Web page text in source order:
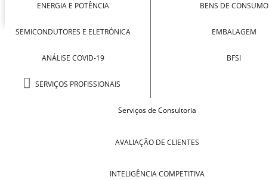
ENERGIA E POTÊNCIA
SEMICONDUTORES E ELETRÓNICA
ANÁLISE COVID-19
SERVIÇOS PROFISSIONAIS
BENS DE CONSUMO
EMBALAGEM
BFSI
Serviços de Consultoria
AVALIAÇÃO DE CLIENTES
INTELIGÊNCIA COMPETITIVA